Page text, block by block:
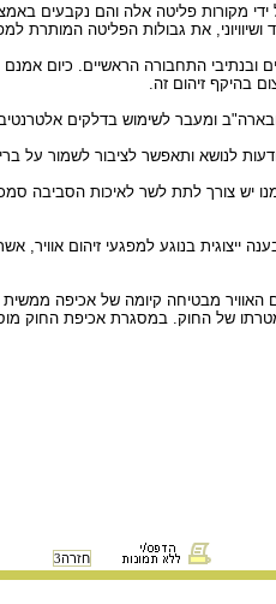
מקורות פליטה אלה והם נקבעים
את גבולות הפליטה המותרת
ובנתיבי התחבורה הראשיים. כיום
בהיקף זיהום זה.
ומעבר לשימוש בדלקים
לנושא ותאפשר לציבור לשמור על
יש צורך לתת לשר לאיכות הסביבה
ייצוגית בנוגע למפגעי זיהום
האוויר מבטיחה קיומה של אכיפה
של החוק. במסגרת אכיפת
חזרה3